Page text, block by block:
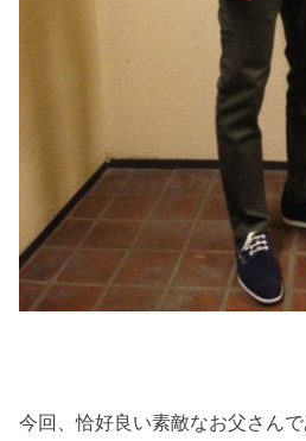
今回、恰好良い素敵なお父さん